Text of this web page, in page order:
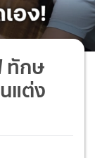
ทักษ
แต่ง